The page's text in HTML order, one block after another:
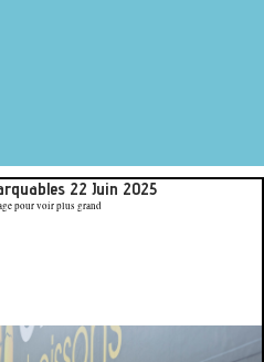
22 Juin 2025
pour voir plus grand